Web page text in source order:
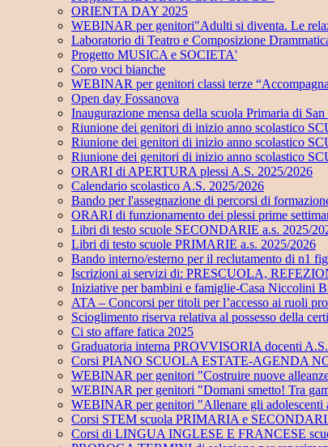
ORIENTA DAY 2025
WEBINAR per genitori"Adulti si diventa. Le
Laboratorio di Teatro e Composizione
Progetto MUSICA e SOCIETA'
Coro voci bianche
WEBINAR per genitori classi terze
Open day Fossanova
Inaugurazione mensa della scuola Primaria di
Riunione dei genitori di inizio anno scolastico
Riunione dei genitori di inizio anno scolastico
Riunione dei genitori di inizio anno scolastico
ORARI di APERTURA plessi A.S. 2025/2026
Calendario scolastico A.S. 2025/2026
Bando per l'assegnazione di percorsi di
ORARI di funzionamento dei plessi prime
Libri di testo scuole SECONDARIE a.s. 2025/
Libri di testo scuole PRIMARIE a.s. 2025/2026
Bando interno/esterno per il reclutamento di n1
Iscrizioni ai servizi di: PRESCUOLA,
Iniziative per bambini e famiglie-Casa Niccolini
ATA – Concorsi per titoli per l’accesso ai ruoli
Scioglimento riserva relativa al possesso della
Ci sto affare fatica 2025
Graduatoria interna PROVVISORIA docenti
Corsi PIANO SCUOLA ESTATE-AGENDA
WEBINAR per genitori "Costruire nuove
WEBINAR per genitori "Domani smetto! Tra
WEBINAR per genitori "Allenare gli adolescenti
Corsi STEM scuola PRIMARIA e
Corsi di LINGUA INGLESE E FRANCESE